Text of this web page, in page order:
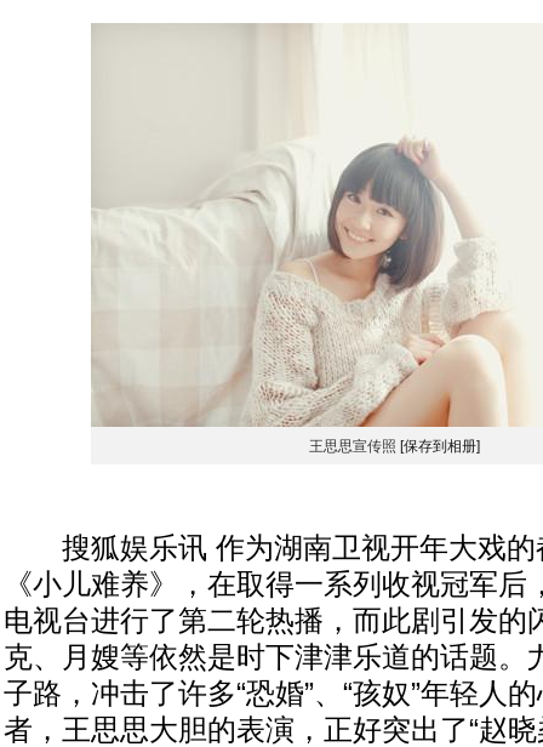
王思思宣传照 [保存到相册]
搜狐娱乐讯 作为湖南卫视开年大戏的
《小儿难养》，在取得一系列收视冠军后
电视台进行了第二轮热播，而此剧引发的
克、月嫂等依然是时下津津乐道的话题。
子路，冲击了许多“恐婚”、“孩奴”年轻人
者，王思思大胆的表演，正好突出了“赵